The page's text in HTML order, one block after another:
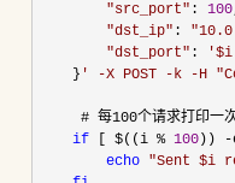
"src_port" : 100
"dst_ip" : "
"dst_port" : '$i
    }
' -X POST -k -H
# 每100个请求打印一
if [ $((i % 100 ))
echo "Sent $i